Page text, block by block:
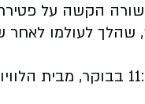
הקשה על
לעולמו לאחר
הלווייתו תיערך היום, יום שלישי,